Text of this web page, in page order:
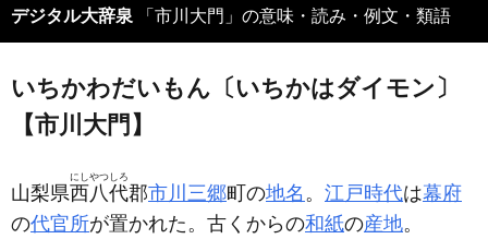
デジタル大辞泉 「市川大門」の意味・読み・例文・類語
いちかわだいもん〔いちかはダイモン〕
【市川大門】
山梨県西八代
にしやつしろ
郡市川三郷町の地名 。 江戸時代は幕府
の代官所が置かれた。古くからの和紙の産地。